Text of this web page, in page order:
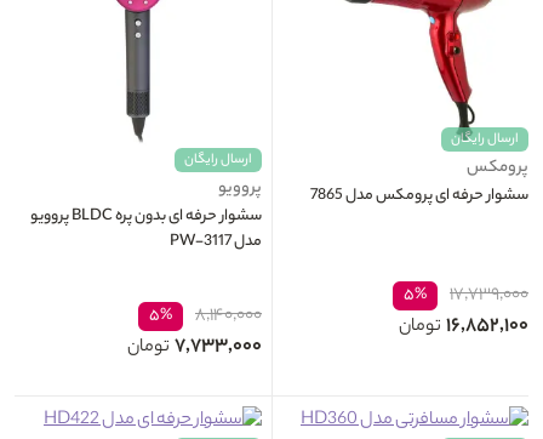
ارسال رایگان
پرومکس
سشوار حرفه ای پرومکس مدل 7865
۱۷,۷۳۹,۰۰۰ ۵%
۱۶,۸۵۲,۱۰۰ تومان
ارسال رایگان
پروویو
سشوار حرفه ای بدون پره BLDC پروویو
مدل PW-3117
۸,۱۴۰,۰۰۰ ۵%
۷,۷۳۳,۰۰۰ تومان